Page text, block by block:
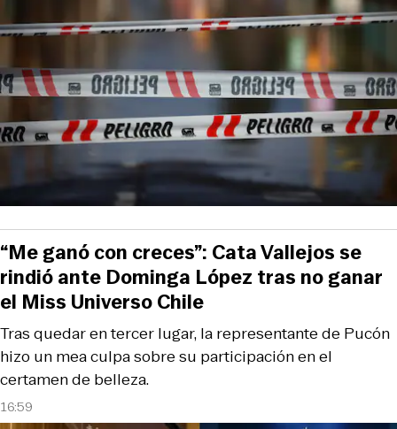
16:59
Tras quedar en tercer lugar, la representante de Pucón
hizo un mea culpa sobre su participación en el
certamen de belleza.
“Me ganó con creces”: Cata Vallejos se
rindió ante Dominga López tras no ganar
el Miss Universo Chile